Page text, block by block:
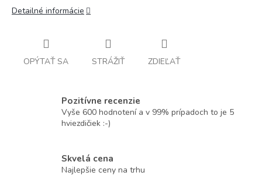
Detailné informácie
OPÝTAŤ SA STRÁŽIŤ ZDIEĽAŤ
Pozitívne recenzie
Vyše 600 hodnotení a v 99% prípadoch to je 5
hviezdičiek :-)
Skvelá cena
Najlepšie ceny na trhu